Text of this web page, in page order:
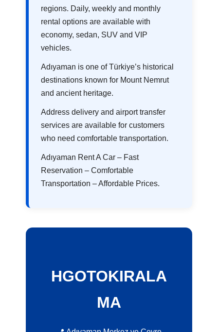
regions. Daily, weekly and monthly
rental options are available with
economy, sedan, SUV and VIP
vehicles.
Adıyaman is one of Türkiye’s historical
destinations known for Mount Nemrut
and ancient heritage.
Address delivery and airport transfer
services are available for customers
who need comfortable transportation.
Adıyaman Rent A Car – Fast
Reservation – Comfortable
Transportation – Affordable Prices.
HGOTOKIRALA
MA